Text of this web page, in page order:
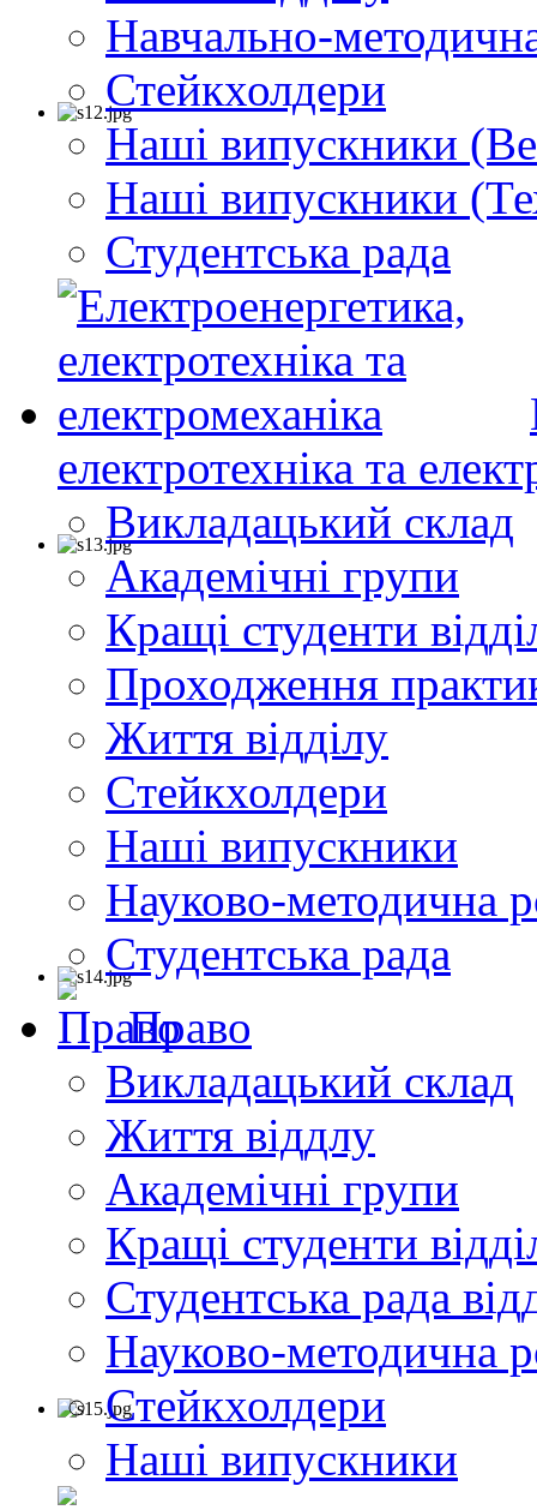
Навчально-
Стейкхолдери
Наші випускники
Наші випускники
Студентська рада
електротехніка та
Викладацький склад
Академічні групи
Кращі студенти
Проходження
Життя відділу
Cтейкхолдери
Наші випускники
Науково-методична
Студентська рада
Право
Викладацький склад
Життя віддлу
Академічні групи
Кращі студенти
Студентська рада
Науково-методична
Стейкхолдери
Наші випускники